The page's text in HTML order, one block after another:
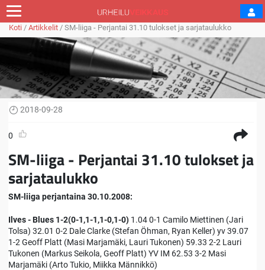
Koti / Artikkelit / SM-liiga - Perjantai 31.10 tulokset ja sarjataulukko
2018-09-28
0
SM-liiga - Perjantai 31.10 tulokset ja
sarjataulukko
SM-liiga perjantaina 30.10.2008:
Ilves - Blues 1-2(0-1,1-1,1-0,1-0) 1.04 0-1 Camilo Miettinen (Jari
Tolsa) 32.01 0-2 Dale Clarke (Stefan Öhman, Ryan Keller) yv 39.07
1-2 Geoff Platt (Masi Marjamäki, Lauri Tukonen) 59.33 2-2 Lauri
Tukonen (Markus Seikola, Geoff Platt) YV IM 62.53 3-2 Masi
Marjamäki (Arto Tukio, Miikka Männikkö)